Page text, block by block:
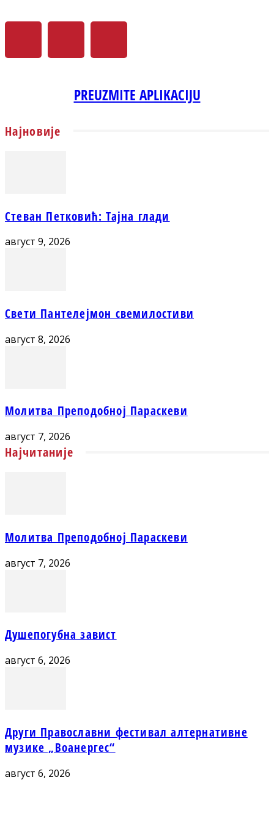
PREUZMITE APLIKACIJU
Најновије
Стеван Петковић: Тајна глади
август 9, 2026
Свети Пантелејмон свемилостиви
август 8, 2026
Молитва Преподобној Параскеви
август 7, 2026
Најчитаније
Молитва Преподобној Параскеви
август 7, 2026
Душепогубна завист
август 6, 2026
Други Православни фестивал алтернативне
музике „Воанергес“
август 6, 2026